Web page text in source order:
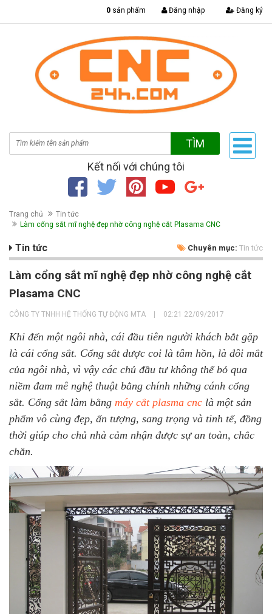
0 sản phẩm Đăng nhập Đăng ký
TÌM
Kết nối với chúng tôi
Trang chủ
Tin tức
Làm cổng sắt mĩ nghệ đẹp nhờ công nghệ cắt Plasama CNC
Tin tức Chuyên mục: Tin tức
Làm cổng sắt mĩ nghệ đẹp nhờ công nghệ cắt
Plasama CNC
CÔNG TY TNHH HỆ THỐNG TỰ ĐỘNG MTA 02:21 22/09/2017
Khi đến một ngôi nhà, cái đầu tiên người khách bắt gặp
là cái cổng sắt. Cổng sắt được coi là tâm hồn, là đôi mắt
của ngôi nhà, vì vậy các chủ đầu tư không thể bỏ qua
niềm đam mê nghệ thuật bằng chính những cánh cổng
sắt. Cổng sắt làm bằng máy cắt plasma cnc là một sản
phẩm vô cùng đẹp, ấn tượng, sang trọng và tinh tế, đồng
thời giúp cho chủ nhà cảm nhận được sự an toàn, chắc
chắn.